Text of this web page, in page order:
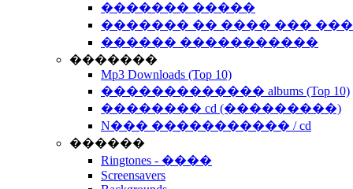
������� �����
������� �� ���� ���
������ �����������
�������
Mp3 Downloads (Top 10)
������������� albums (Top 10)
�������� cd (���������)
N��� ����������� / cd
������
Ringtones - ����
Screensavers